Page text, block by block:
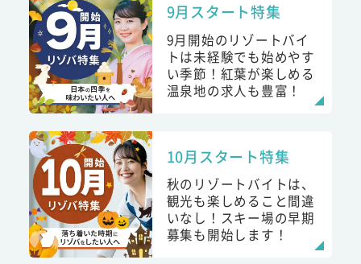
9月スタート特集
9月開始のリゾートバイ
トは未経験でも始めやす
い季節！紅葉が楽しめる
温泉地の求人も豊富！
10月スタート特集
秋のリゾートバイトは、
観光も楽しめること間違
いなし！スキー場の早期
募集も開始します！